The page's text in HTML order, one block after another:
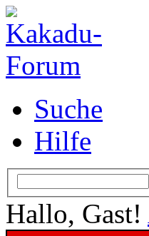
Suche
Hilfe
Hallo, Gast!